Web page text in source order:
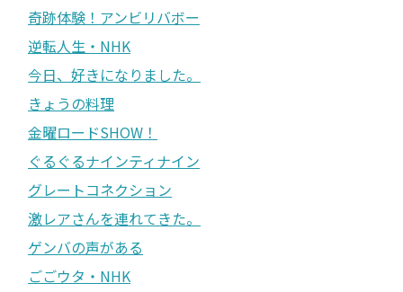
奇跡体験！アンビリバボー
逆転人生・NHK
今日、好きになりました。
きょうの料理
金曜ロードSHOW！
ぐるぐるナインティナイン
グレートコネクション
激レアさんを連れてきた。
ゲンバの声がある
ごごウタ・NHK